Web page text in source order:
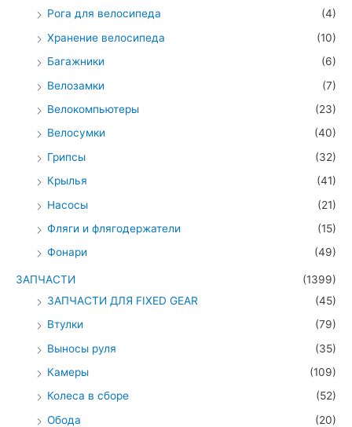
Рога для велосипеда
(4)
Хранение велосипеда
(10)
Багажники
(6)
Велозамки
(7)
Велокомпьютеры
(23)
Велосумки
(40)
Грипсы
(32)
Крылья
(41)
Насосы
(21)
Фляги и флягодержатели
(15)
Фонари
(49)
ЗАПЧАСТИ
(1399)
ЗАПЧАСТИ ДЛЯ FIXED GEAR
(45)
Втулки
(79)
Выносы руля
(35)
Камеры
(109)
Колеса в сборе
(52)
Обода
(20)